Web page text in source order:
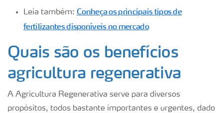
Leia também: Conheça os principais tipos de
fertilizantes disponíveis no mercado
Quais são os benefícios
agricultura regenerativa
A Agricultura Regenerativa serve para diversos
propósitos, todos bastante importantes e urgentes, dado